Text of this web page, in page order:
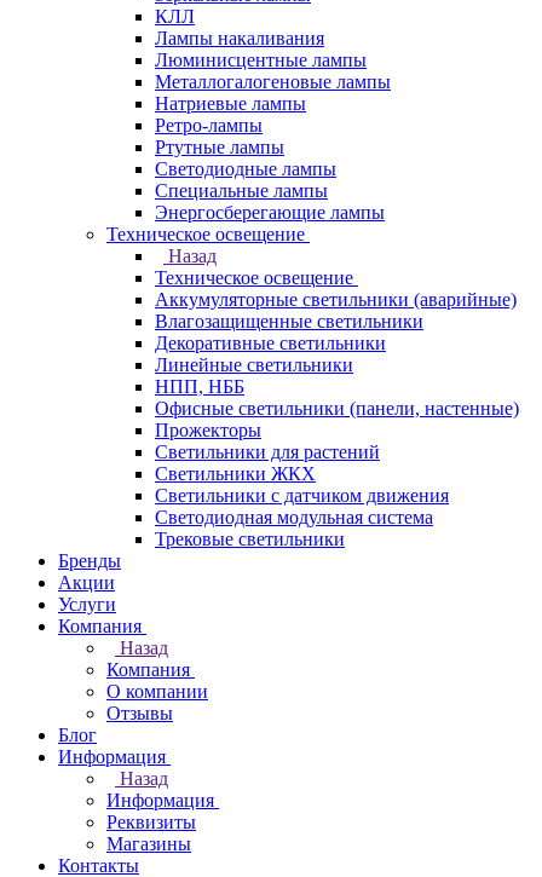
КЛЛ
Лампы накаливания
Люминисцентные лампы
Металлогалогеновые лампы
Натриевые лампы
Ретро-лампы
Ртутные лампы
Светодиодные лампы
Специальные лампы
Энергосберегающие лампы
Техническое освещение
Назад
Техническое освещение
Аккумуляторные светильники (аварийные)
Влагозащищенные светильники
Декоративные светильники
Линейные светильники
НПП, НББ
Офисные светильники (панели, настенные)
Прожекторы
Светильники для растений
Светильники ЖКХ
Светильники с датчиком движения
Светодиодная модульная система
Трековые светильники
Бренды
Акции
Услуги
Компания
Назад
Компания
О компании
Отзывы
Блог
Информация
Назад
Информация
Реквизиты
Магазины
Контакты